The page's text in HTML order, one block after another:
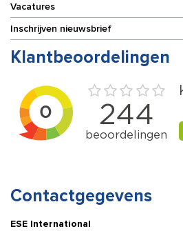
Vacatures
Inschrijven nieuwsbrief
Klantbeoordelingen
Contactgegevens
ESE International